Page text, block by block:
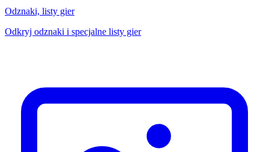
Odznaki, listy gier
Odkryj odznaki i specjalne listy gier